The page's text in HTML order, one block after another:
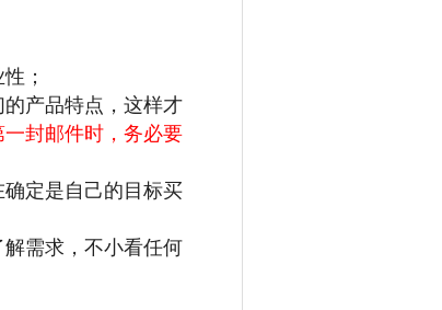
；
产品特点，这样才
封邮件时，务必要
定是自己的目标买
需求，不小看任何